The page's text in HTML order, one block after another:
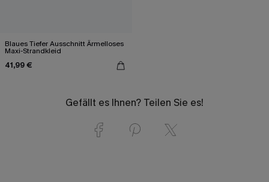
Blaues Tiefer Ausschnitt Ärmelloses
Maxi-Strandkleid
41,99 €
Gefällt es Ihnen? Teilen Sie es!